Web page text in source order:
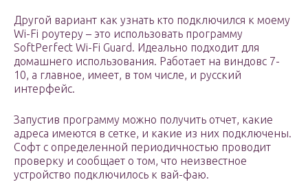
Другой вариант как узнать кто подключился к моему
Wi-Fi роутеру – это использовать программу
SoftPerfect Wi-Fi Guard. Идеально подходит для
домашнего использования. Работает на виндовс 7-
10, а главное, имеет, в том числе, и русский
интерфейс.
Запустив программу можно получить отчет, какие
адреса имеются в сетке, и какие из них подключены.
Софт с определенной периодичностью проводит
проверку и сообщает о том, что неизвестное
устройство подключилось к вай-фаю.